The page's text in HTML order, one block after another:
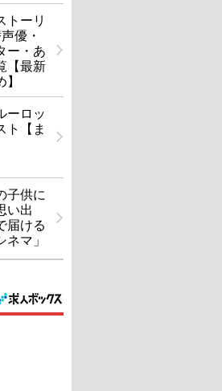
U-NEXTで見る
トーリ
優・
ー・あ
【最新
ーロッ
ト【ま
子供に
い出
届ける
ネマ」